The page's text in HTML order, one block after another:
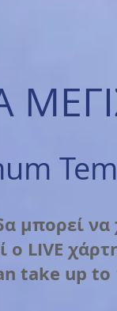
μπορεί
ο LIVE
take up